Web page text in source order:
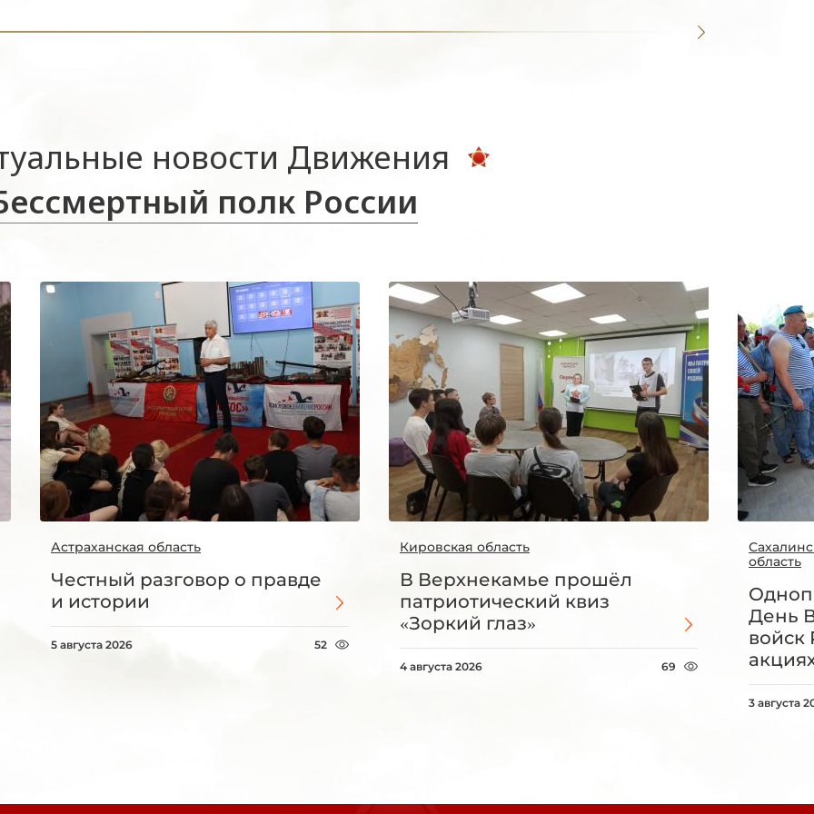
новости Движения
полк России
Астраханская область
Честный разговор о правде
и истории
5 августа 2026 52
Кировская область
В Верхнекамье прошёл
патриотический квиз
«Зоркий глаз»
4 августа 2026 69
область
День
войск
3 августа